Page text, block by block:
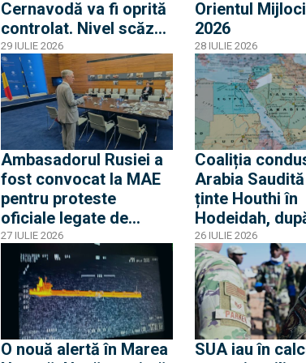
Cernavodă va fi oprită
controlat. Nivel scăzut
fără precedent al
Dunării
29 IULIE 2026
Orientul
2026
28 IULIE 2026
Ambasadorul Rusiei a
fost convocat la MAE
pentru proteste
oficiale legate de
incursiunile cu drone.
Ambasadorul român la
Moscova, chemat
acasă pentru
consultări
27 IULIE 2026
Coaliția
Arabia
ținte Houthi în
Hodeidah,
atacurile asupra
petrolierelor
amenințarea
blocada Mării
26 IULIE 2026
O nouă alertă în Marea
SUA iau în